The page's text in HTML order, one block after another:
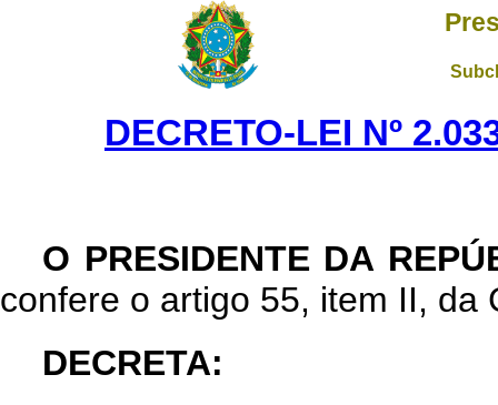
DECRETO-LEI Nº
O PRESIDENTE DA
confere o artigo 55, item II, da
DECRETA: